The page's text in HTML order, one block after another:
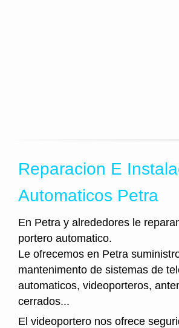
Reparacion E
Automaticos Petra
En Petra y alrededores le
portero automatico.
Le ofrecemos en Petra
mantenimento de sistemas de
automaticos, videoporteros,
cerrados...
El videoportero nos ofrece